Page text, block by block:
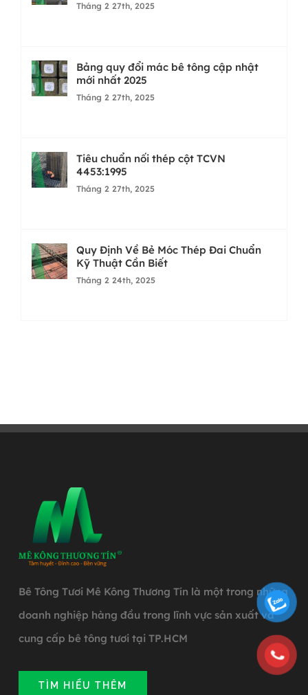
Tháng 2 27th, 2025
Bảng quy đổi mác bê tông cập nhật
mới nhất 2025
Tháng 2 27th, 2025
Tiêu chuẩn nối thép cột TCVN
4453:1995
Tháng 2 27th, 2025
Quy Định Về Bẻ Móc Thép Đai Chuẩn
Kỹ Thuật Cần Biết
Tháng 2 24th, 2025
Bê Tông Tươi Mê Kông Thương Tín là một trong những
doanh nghiệp hàng đầu trong lĩnh vực sản xuất và
cung cấp bê tông tươi tại TP.HCM
TÌM HIỂU THÊM